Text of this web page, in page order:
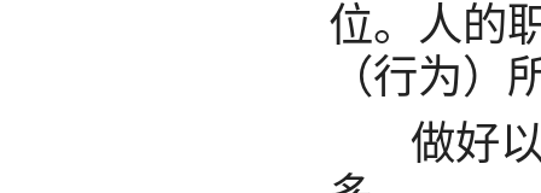
位。人的
（行为）
做好以